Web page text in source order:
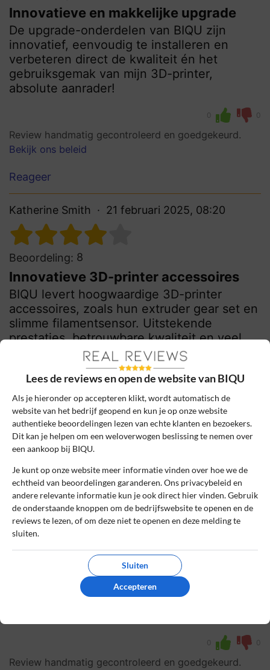
Innovatieve en makkelijke upgrade
De upgrade-onderdelen van BIQU zijn
innovatief, eenvoudig te installeren en
verbeteren direct de kwaliteit én het
gebruiksgemak van mijn 3D-printer,
absolute aanrader!
0 0
Review handmatig gecontroleerd en goedgekeurd.
Bekijk ons beleid
Reageer
Katherine Smith 21 februari 2025, 08:20
Beoordeling: 8
Innovatieve 3D-printer accessoires
BIQU levert hoogwaardige 3D-printer
accessoires, zoals hun extruder gear set en
slimme filamentsensor. Uitstekende
prestaties, betrouwbare kwaliteit en veel
innovatieve upgrades.
0
Review handmatig gecontroleerd en goedgekeurd.
Bekijk ons beleid
Reageer
Kelly 4 december 2024, 11:41
Beoordeling: 8
Kwalitatieve en Makkelijke Upgrades
De onderdelen van BIQU zijn van hoge
kwaliteit en eenvoudig te installeren. Mijn
3D-printer presteert nu veel beter dankzij
hun innovatieve upgrades en duidelijke
0 0
Review handmatig gecontroleerd en goedgekeurd.
Lees de reviews en open de website van BIQU
Als je hieronder op accepteren klikt, wordt automatisch de
website van het bedrijf geopend en kun je op onze website
authentieke beoordelingen lezen van echte klanten en bezoekers.
Dit kan je helpen om een weloverwogen beslissing te nemen over
een aankoop bij BIQU.
Je kunt op onze website meer informatie vinden over hoe we de
echtheid van beoordelingen garanderen. Ons privacybeleid en
andere relevante informatie kun je ook direct hier vinden. Gebruik
de onderstaande knoppen om de bedrijfswebsite te openen en de
reviews te lezen, of om deze niet te openen en deze melding te
sluiten.
Sluiten
Accepteren